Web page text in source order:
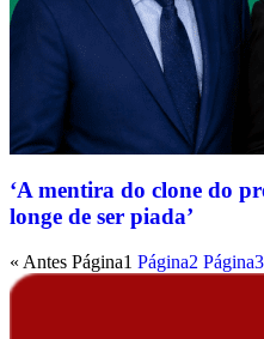
‘A mentira do clone do
longe de ser piada’
« Antes Página1 Página2 Página3